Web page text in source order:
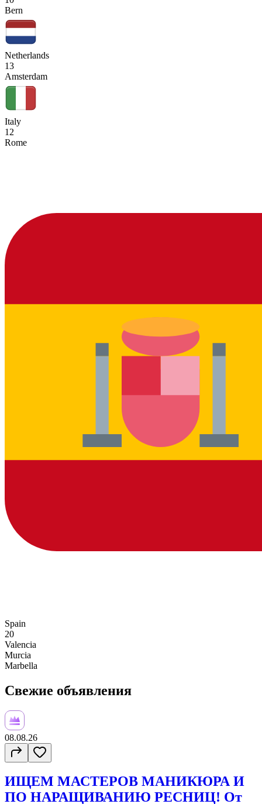
Bern
Netherlands
13
Amsterdam
Italy
12
Rome
Spain
20
Valencia
Murcia
Marbella
Свежие объявления
08.08.26
ИЩЕМ МАСТЕРОВ МАНИКЮРА И
ПО НАРАЩИВАНИЮ РЕСНИЦ! От